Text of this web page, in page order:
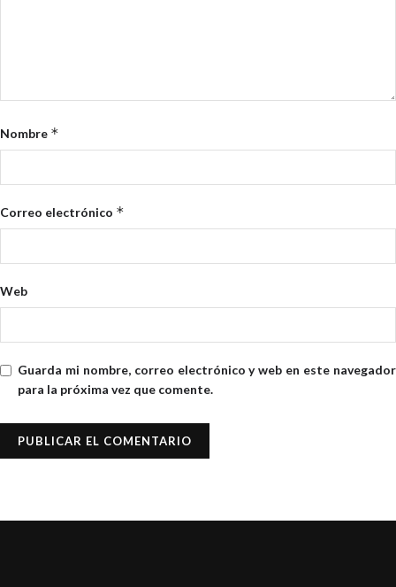
Nombre *
Correo electrónico *
Web
Guarda mi nombre, correo electrónico y web en este navegador
para la próxima vez que comente.